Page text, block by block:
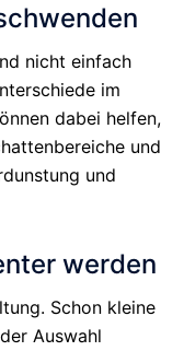
nicht einfach
im
dabei helfen,
und
und
werden
Schon kleine
Auswahl